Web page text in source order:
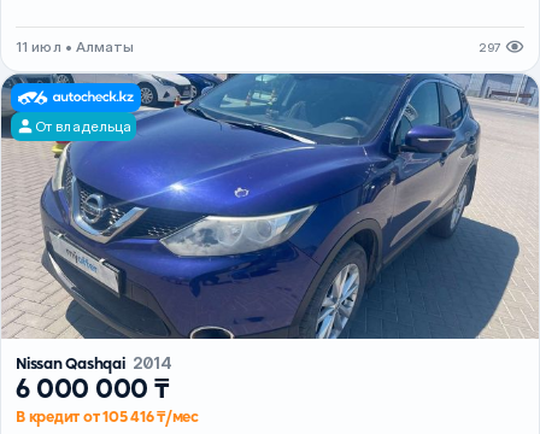
11 июл • Алматы 297
От владельца
Nissan Qashqai 2014
6 000 000 ₸
В кредит от 105 416 ₸/мес